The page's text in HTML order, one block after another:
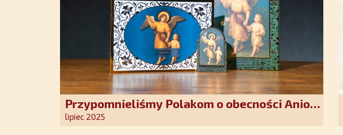
Przypomnieliśmy Polakom o obecności Anioła
Stróża!
lipiec 2025